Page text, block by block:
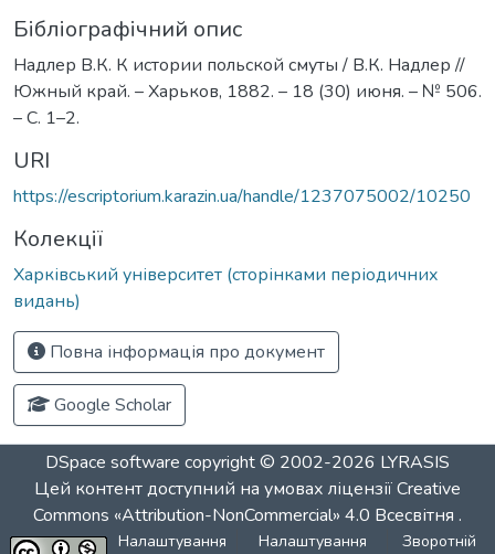
Бібліографічний опис
Надлер В.К. К истории польской смуты / В.К. Надлер //
Южный край. – Харьков, 1882. – 18 (30) июня. – № 506.
– С. 1–2.
URI
https://escriptorium.karazin.ua/handle/1237075002/10250
Колекції
Харківський університет (сторінками періодичних
видань)
Повна інформація про документ
Google Scholar
DSpace software copyright © 2002-2026 LYRASIS
Цей контент доступний на умовах ліцензіїCreative
Commons «Attribution-NonCommercial» 4.0 Всесвітня .
Налаштування Налаштування Зворотній